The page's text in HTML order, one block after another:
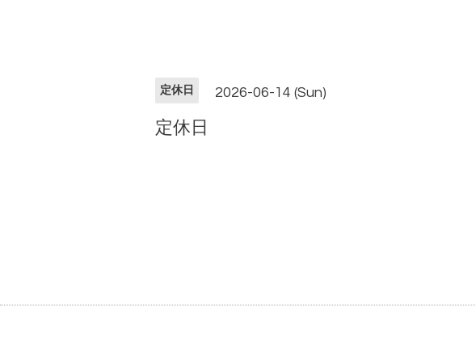
定休日 2026-06-14 (Sun)
定休日